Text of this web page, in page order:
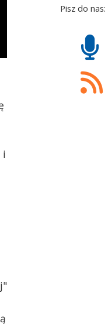
i
Pisz do nas: